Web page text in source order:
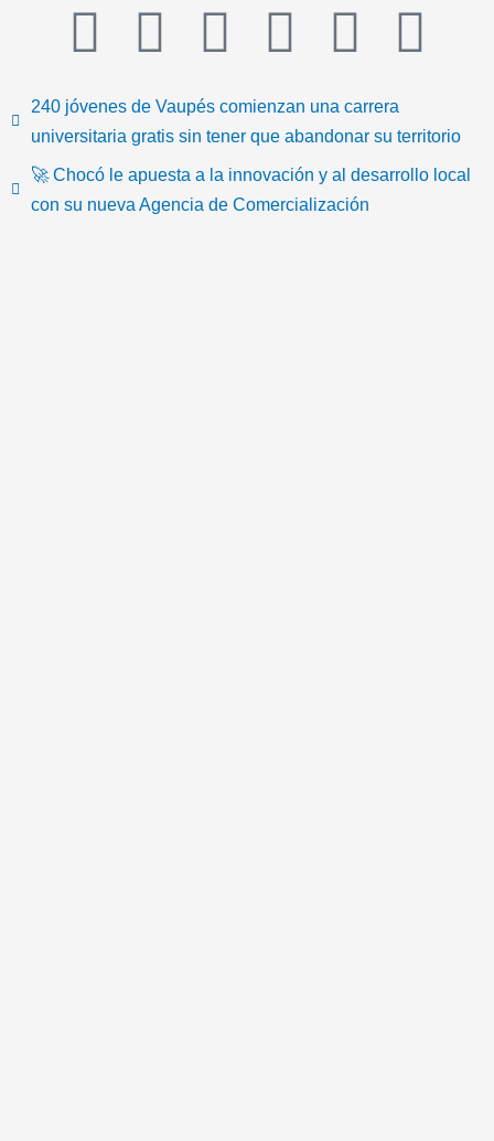
T
i
k
t
F
a
c
e
T
w
i
t
Y
o
u
t
I
n
s
t
I
o
n
240 jóvenes de Vaupés comienzan una carrera
universitaria gratis sin tener que abandonar su territorio
🚀 Chocó le apuesta a la innovación y al desarrollo local
con su nueva Agencia de Comercialización